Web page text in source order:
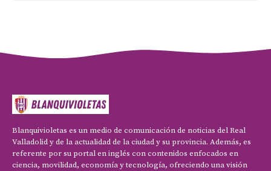
Blanquivioletas es un medio de comunicación de noticias del Real
Valladolid y de la actualidad de la ciudad y su provincia. Además, es
referente por su portal en inglés con contenidos enfocados en
ciencia, movilidad, economía y tecnología, ofreciendo una visión